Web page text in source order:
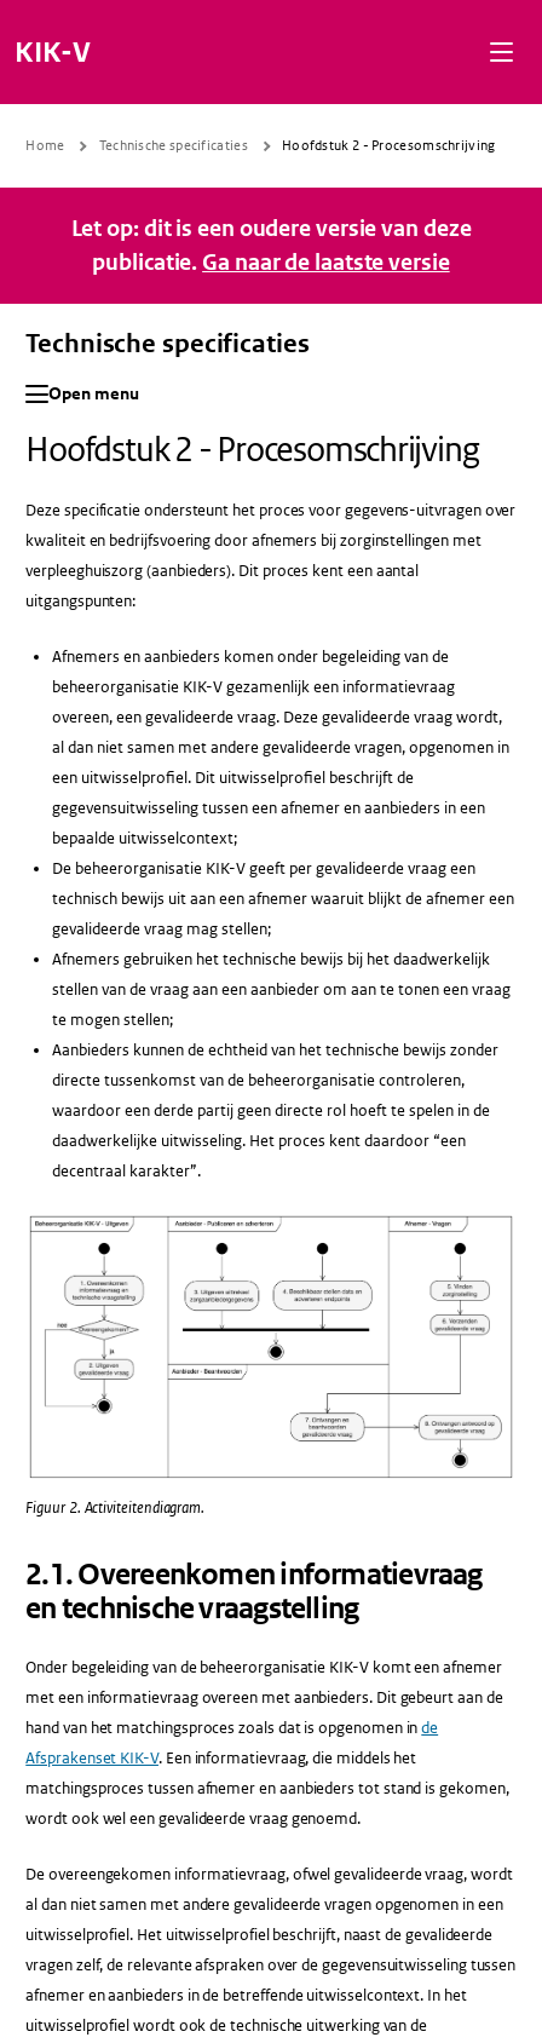
KIK-V
Home Technische specificaties Hoofdstuk 2 - Procesomschrijving
Let op: dit is een oudere versie van deze
publicatie. Ga naar de laatste versie
Technische specificaties
Open menu
Hoofdstuk 2 - Procesomschrijving
Deze specificatie ondersteunt het proces voor gegevens-uitvragen over
kwaliteit en bedrijfsvoering door afnemers bij zorginstellingen met
verpleeghuiszorg (aanbieders). Dit proces kent een aantal
uitgangspunten:
Afnemers en aanbieders komen onder begeleiding van de
beheerorganisatie KIK-V gezamenlijk een informatievraag
overeen, een gevalideerde vraag. Deze gevalideerde vraag wordt,
al dan niet samen met andere gevalideerde vragen, opgenomen in
een uitwisselprofiel. Dit uitwisselprofiel beschrijft de
gegevensuitwisseling tussen een afnemer en aanbieders in een
bepaalde uitwisselcontext;
De beheerorganisatie KIK-V geeft per gevalideerde vraag een
technisch bewijs uit aan een afnemer waaruit blijkt de afnemer een
gevalideerde vraag mag stellen;
Afnemers gebruiken het technische bewijs bij het daadwerkelijk
stellen van de vraag aan een aanbieder om aan te tonen een vraag
te mogen stellen;
Aanbieders kunnen de echtheid van het technische bewijs zonder
directe tussenkomst van de beheerorganisatie controleren,
waardoor een derde partij geen directe rol hoeft te spelen in de
daadwerkelijke uitwisseling. Het proces kent daardoor “een
decentraal karakter”.
Figuur 2. Activiteitendiagram.
​2.1​. Overeenkomen informatievraag
en technische vraagstelling
Onder begeleiding van de beheerorganisatie KIK-V komt een afnemer
met een informatievraag overeen met aanbieders. Dit gebeurt aan de
hand van het matchingsproces zoals dat is opgenomen inde
Afsprakenset KIK-V. Een informatievraag, die middels het
matchingsproces tussen afnemer en aanbieders tot stand is gekomen,
wordt ook wel een gevalideerde vraag genoemd.
De overeengekomen informatievraag, ofwel gevalideerde vraag, wordt
al dan niet samen met andere gevalideerde vragen opgenomen in een
uitwisselprofiel. Het uitwisselprofiel beschrijft, naast de gevalideerde
vragen zelf, de relevante afspraken over de gegevensuitwisseling tussen
afnemer en aanbieders in de betreffende uitwisselcontext. In het
uitwisselprofiel wordt ook de technische uitwerking van de